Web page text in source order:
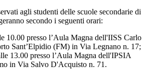
agli studenti delle scuole secondarie di
secondo i seguenti orari:
10.00 presso l’Aula Magna dell'IISS Carlo
Sant’Elpidio (FM) in Via Legnano n. 17;
13.00 presso l’Aula Magna dell'IPSIA
in Via Salvo D'Acquisto n. 71.